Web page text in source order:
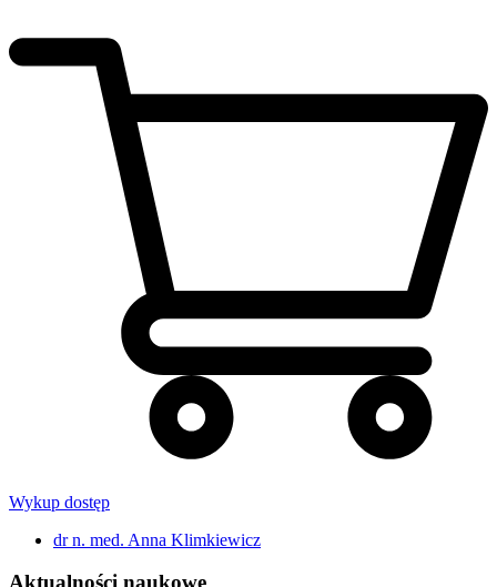
Wykup dostęp
dr n. med. Anna Klimkiewicz